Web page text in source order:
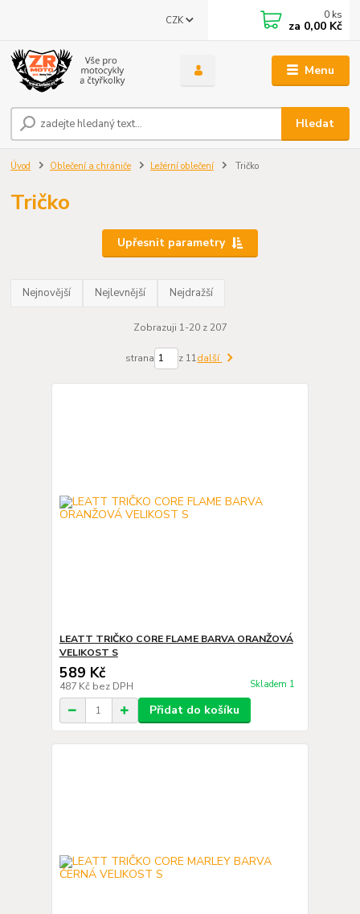
Menu
CZK
Hledat
0 ks
za 0,00 Kč
Úvod Oblečení a chrániče Ležérní oblečení Tričko
Tričko
Upřesnit parametry
Nejnovější Nejlevnější Nejdražší
Zobrazuji 1-20 z 207
strana z 11další
LEATT TRIČKO CORE FLAME BARVA ORANŽOVÁ
VELIKOST S
589 Kč
487 Kč bez DPH Skladem 1
Přidat do košíku